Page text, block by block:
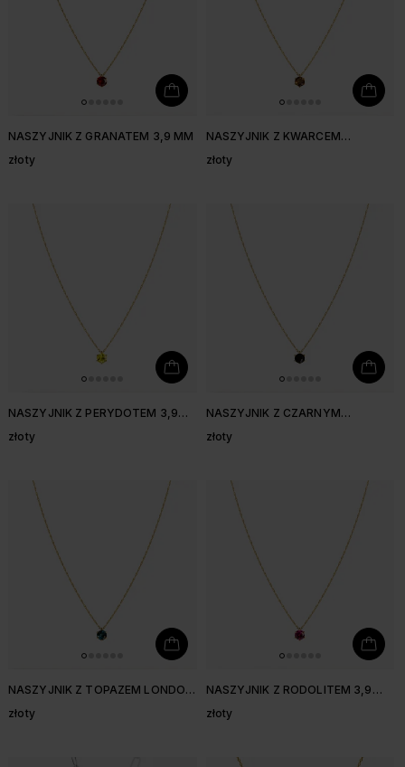
NASZYJNIK Z GRANATEM 3,9 MM
złoty
NASZYJNIK Z KWARCEM
złoty
NASZYJNIK Z PERYDOTEM 3,9
złoty
NASZYJNIK Z CZARNYM
złoty
NASZYJNIK Z TOPAZEM LONDON
złoty
NASZYJNIK Z RODOLITEM 3,9
złoty